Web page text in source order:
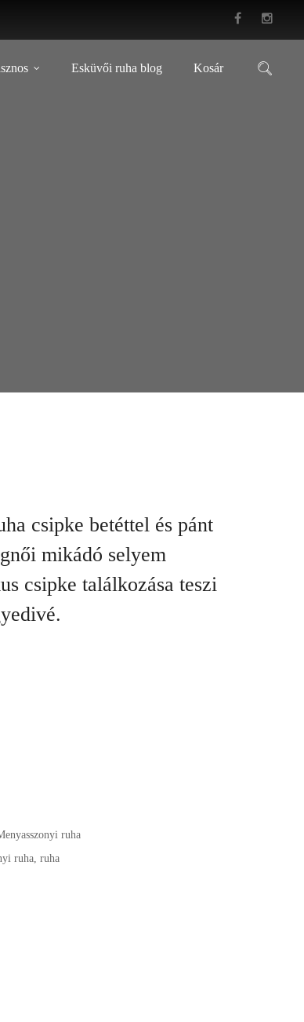
Esküvői ruha blog Kosár
csipke betéttel és pánt
mikádó selyem
csipke találkozása teszi
ruha
ruha ruha